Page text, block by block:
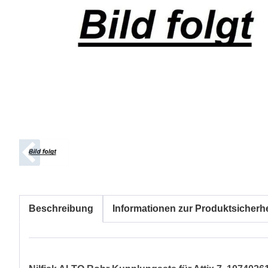
Beschreibung Informationen zur